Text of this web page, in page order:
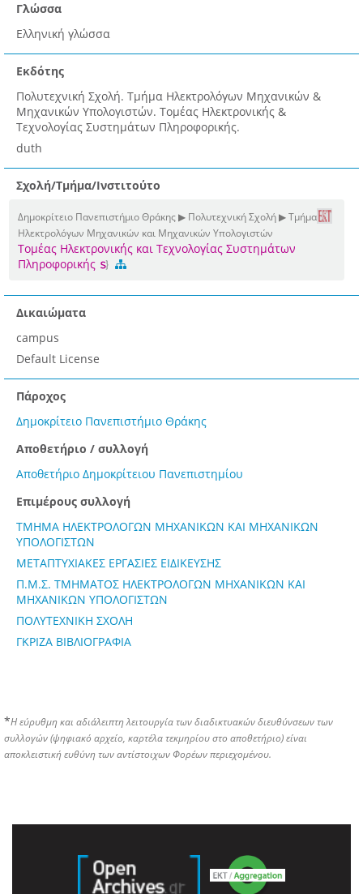
Γλώσσα
Ελληνική γλώσσα
Εκδότης
Πολυτεχνική Σχολή. Τμήμα Ηλεκτρολόγων Μηχανικών &
Μηχανικών Υπολογιστών. Τομέας Ηλεκτρονικής &
Τεχνολογίας Συστημάτων Πληροφορικής.
duth
Σχολή/Τμήμα/Ινστιτούτο
Δημοκρίτειο Πανεπιστήμιο Θράκης ▶ Πολυτεχνική Σχολή ▶ Τμήμα
Ηλεκτρολόγων Μηχανικών και Μηχανικών Υπολογιστών
Τομέας Ηλεκτρονικής και Τεχνολογίας Συστημάτων
Πληροφορικής
Δικαιώματα
campus
Default License
Πάροχος
Δημοκρίτειο Πανεπιστήμιο Θράκης
Αποθετήριο / συλλογή
Αποθετήριο Δημοκρίτειου Πανεπιστημίου
Επιμέρους συλλογή
ΤΜΗΜΑ ΗΛΕΚΤΡΟΛΟΓΩΝ ΜΗΧΑΝΙΚΩΝ ΚΑΙ ΜΗΧΑΝΙΚΩΝ
ΥΠΟΛΟΓΙΣΤΩΝ
ΜΕΤΑΠΤΥΧΙΑΚΕΣ ΕΡΓΑΣΙΕΣ ΕΙΔΙΚΕΥΣΗΣ
Π.Μ.Σ. ΤΜΗΜΑΤΟΣ ΗΛΕΚΤΡΟΛΟΓΩΝ ΜΗΧΑΝΙΚΩΝ ΚΑΙ
ΜΗΧΑΝΙΚΩΝ ΥΠΟΛΟΓΙΣΤΩΝ
ΠΟΛΥΤΕΧΝΙΚΗ ΣΧΟΛΗ
ΓΚΡΙΖΑ ΒΙΒΛΙΟΓΡΑΦΙΑ
*Η εύρυθμη και αδιάλειπτη λειτουργία των διαδικτυακών διευθύνσεων των
συλλογών (ψηφιακό αρχείο, καρτέλα τεκμηρίου στο αποθετήριο) είναι
αποκλειστική ευθύνη των αντίστοιχων Φορέων περιεχομένου.